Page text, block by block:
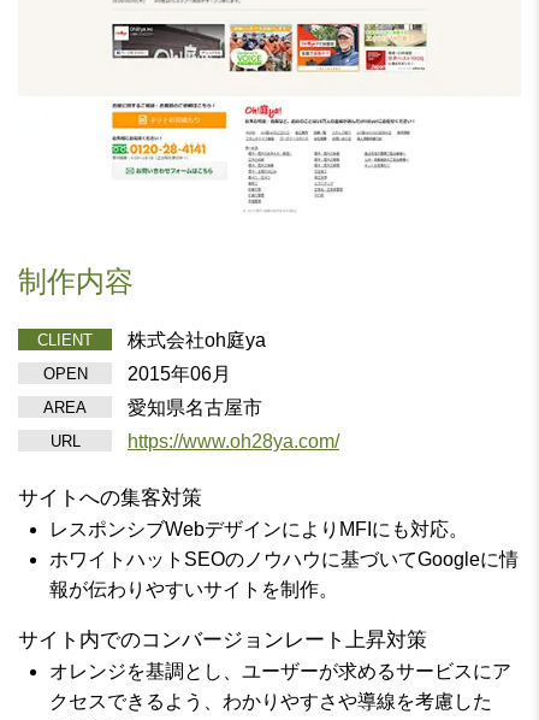
制作内容
CLIENT 株式会社oh庭ya
OPEN 2015年06月
AREA 愛知県名古屋市
URL https://www.oh28ya.com/
サイトへの集客対策
レスポンシブWebデザインによりMFIにも対応。
ホワイトハットSEOのノウハウに基づいてGoogleに情
報が伝わりやすいサイトを制作。
サイト内でのコンバージョンレート上昇対策
オレンジを基調とし、ユーザーが求めるサービスにア
クセスできるよう、わかりやすさや導線を考慮した